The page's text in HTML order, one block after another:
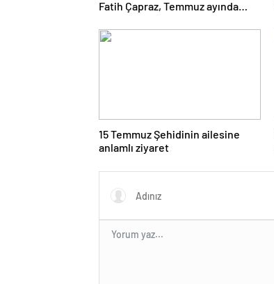
Fatih Çapraz, Temmuz ayında
değerlendirdi.
15 Temmuz Şehidinin ailesine
anlamlı ziyaret